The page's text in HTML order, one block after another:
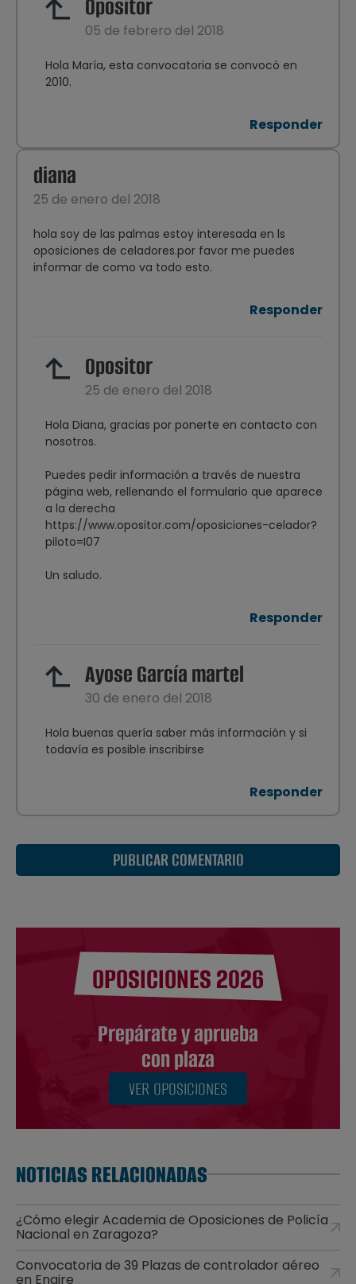
Opositor
05 de febrero del 2018
Hola María, esta convocatoria se convocó en
2010.
Responder
diana
25 de enero del 2018
hola soy de las palmas estoy interesada en ls
oposiciones de celadores.por favor me puedes
informar de como va todo esto.
Responder
Opositor
25 de enero del 2018
Hola Diana, gracias por ponerte en contacto con
nosotros.
Puedes pedir información a través de nuestra
página web, rellenando el formulario que aparece
a la derecha
https://www.opositor.com/oposiciones-celador?
piloto=I07
Un saludo.
Responder
Ayose García martel
30 de enero del 2018
Hola buenas quería saber más información y si
todavía es posible inscribirse
Responder
PUBLICAR COMENTARIO
OPOSICIONES 2026
Prepárate y aprueba
con plaza
VER OPOSICIONES
NOTICIAS RELACIONADAS
¿Cómo elegir Academia de Oposiciones de Policía
Nacional en Zaragoza?
Convocatoria de 39 Plazas de controlador aéreo
en Enaire